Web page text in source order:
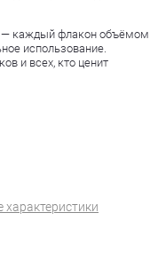
— каждый флакон объёмом
использование.
и всех, кто ценит
характеристики